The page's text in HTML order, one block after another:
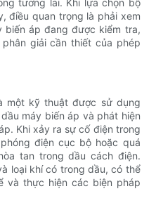
tương lai. Khi lựa chọn bộ
điều quan trọng là phải xem
biến áp đang được kiểm tra,
giải cần thiết của phép
một kỹ thuật được sử dụng
máy biến áp và phát hiện
Khi xảy ra sự cố điện trong
điện cục bộ hoặc quá
tan trong dầu cách điện.
loại khí có trong dầu, có thể
và thực hiện các biện pháp